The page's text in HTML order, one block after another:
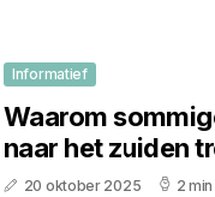
Informatief
Waarom
naar het zuiden
20 oktober 2025 2